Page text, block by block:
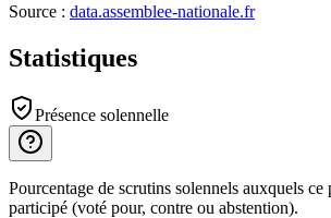
Source : data.assemblee-nationale.fr
Statistiques
Présence solennelle
Pourcentage de scrutins solennels auxquels ce
participé (voté pour, contre ou abstention).